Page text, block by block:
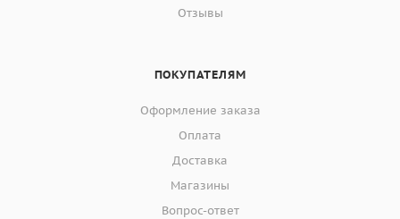
Отзывы
ПОКУПАТЕЛЯМ
Оформление заказа
Оплата
Доставка
Магазины
Вопрос-ответ